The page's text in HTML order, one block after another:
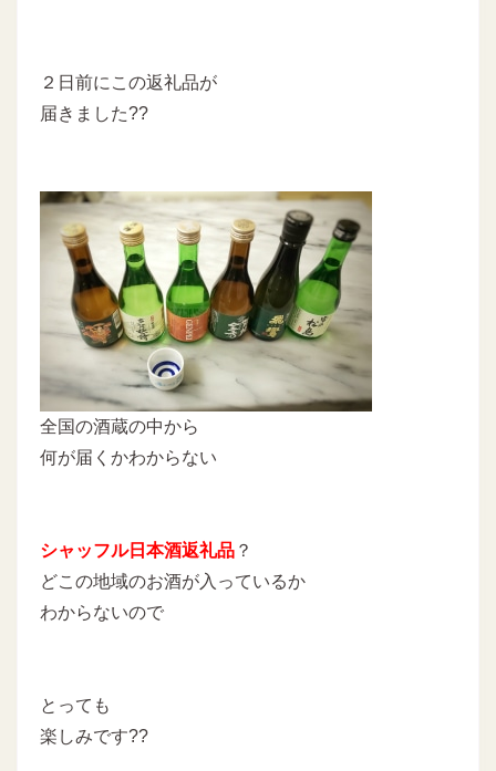
２日前にこの返礼品が
届きました??
全国の酒蔵の中から
何が届くかわからない
シャッフル日本酒返礼品 ？
どこの地域のお酒が入っているか
わからないので
とっても
楽しみです??